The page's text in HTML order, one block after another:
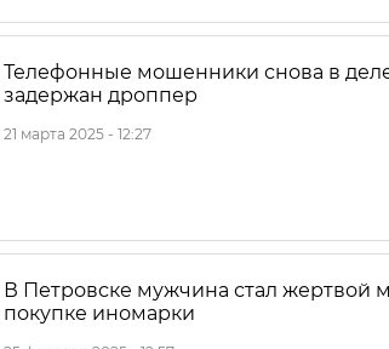
Телефонные мошенники снова в
задержан дроппер
21 марта 2025 - 12:27
В Петровске мужчина стал жертвой
покупке иномарки